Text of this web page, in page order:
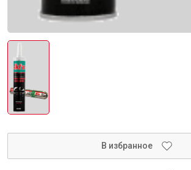
В избранное
Инструменты
Пистолеты для ремонта
Инструмент для штукатурно-
Ещё 2